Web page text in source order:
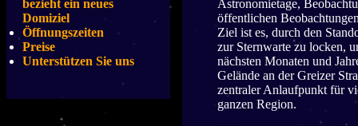
bezieht ein neues
Domiziel
Öffnungszeiten
Preise
Unterstützen Sie uns
Astronomietage,
öffentlichen
Ziel ist es, durch den
zur Sternwarte zu locken,
nächsten Monaten und
Gelände an der Greizer
zentraler Anlaufpunkt für
ganzen Region.